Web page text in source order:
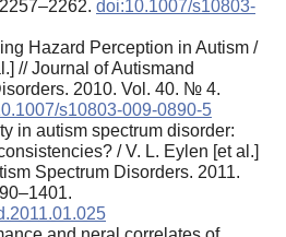
doi:10.1007/s10803-
Hazard Perception in Autism /
// Journal of Autismand
2010. Vol. 40. № 4.
s10803-009-0890-5
in autism spectrum disorder:
/ V. L. Eylen [et al.]
Spectrum Disorders. 2011.